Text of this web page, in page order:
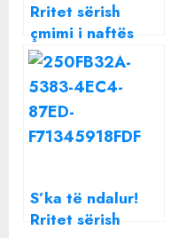
Rritet sërish
çmimi i naftës
S’ka të ndalur!
Rritet sërish